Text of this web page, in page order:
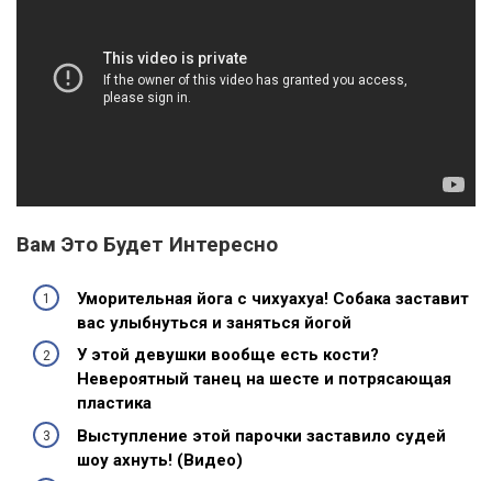
Вам Это Будет Интересно
Уморительная йога с чихуахуа! Собака заставит
вас улыбнуться и заняться йогой
У этой девушки вообще есть кости?
Невероятный танец на шесте и потрясающая
пластика
Выступление этой парочки заставило судей
шоу ахнуть! (Видео)